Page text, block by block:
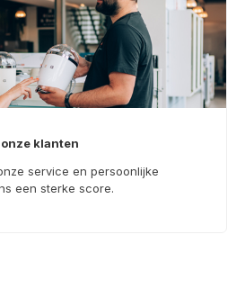
klanten
service en persoonlijke
een sterke score.